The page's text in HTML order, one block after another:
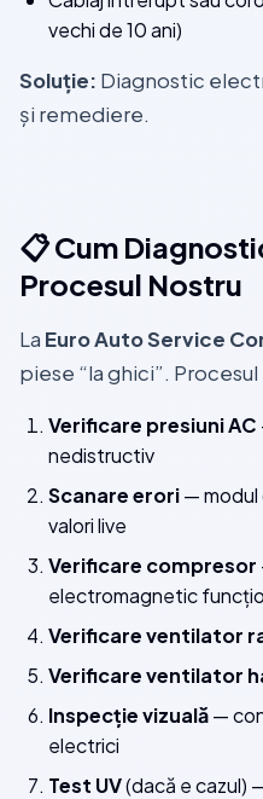
vechi de 10 ani)
Soluție: Diagnostic
și remediere.
📋 Cum
Procesul Nostru
La Euro Auto Service
piese “la ghici”.
Verificare presiuni AC
nedistructiv
Scanare erori— modul
valori live
Verificare compresor
electromagnetic
Verificare ventilator
Verificare ventilator
Inspecție vizuală—
electrici
Test UV(dacă e cazul)